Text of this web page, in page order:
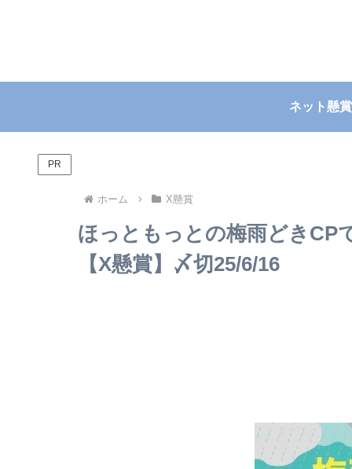
ネット懸賞
PR
ホーム X懸賞
ほっともっとの梅雨どきCP
【X懸賞】〆切25/6/16